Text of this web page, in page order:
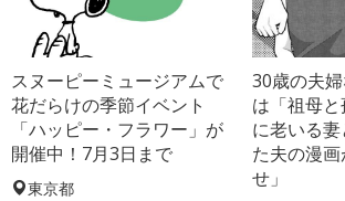
スヌーピーミュージアムで
花だらけの季節イベント
「ハッピー・フラワー」が
開催中！7月3日まで
東京都
30歳の夫
は「祖母
に老いる
た夫の漫
せ」